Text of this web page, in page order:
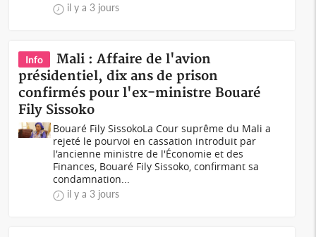
il y a 3 jours
Info
Mali : Affaire de l'avion
présidentiel, dix ans de prison
confirmés pour l'ex-ministre Bouaré
Fily Sissoko
Bouaré Fily SissokoLa Cour suprême du Mali a
rejeté le pourvoi en cassation introduit par
l'ancienne ministre de l'Économie et des
Finances, Bouaré Fily Sissoko, confirmant sa
condamnation...
il y a 3 jours